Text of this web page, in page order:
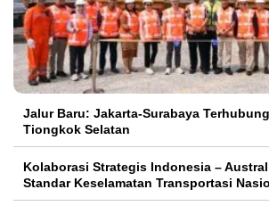
Jalur Baru: Jakarta-Surabaya
Tiongkok Selatan
Kolaborasi Strategis Indonesia –
Standar Keselamatan Transportasi